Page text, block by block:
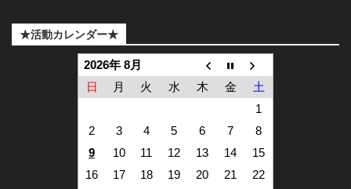
★活動カレンダー★
2026年 8月
日
月 火 水 木 金
土
1
2
3 4 5 6 7
8
9
10 11 12 13 14
15
16
17 18 19 20 21
22